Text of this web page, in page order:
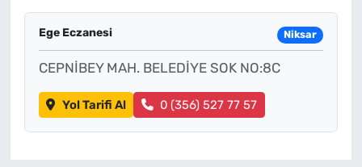
Ege Eczanesi Niksar
CEPNİBEY MAH. BELEDİYE SOK NO:8C
Yol Tarifi Al 0 (356) 527 77 57